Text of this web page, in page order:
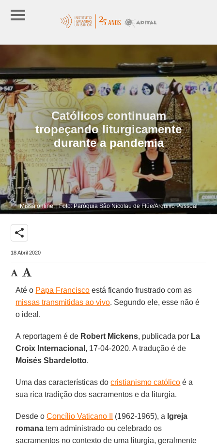
Católicos continuam
tropeçando liturgicamente
durante a pandemia
Missa online. | Foto: Paróquia São Nicolau de Flüe/Arquivo Pessoal
share
18 Abril 2020
Até o Papa Francisco está ficando frustrado com as
missas transmitidas ao vivo. Segundo ele, esse não é
o ideal.
A reportagem é de Robert Mickens, publicada por La
Croix Internacional , 17-04-2020. A tradução é de
Moisés Sbardelotto.
Uma das características docristianismo católico é a
sua rica tradição dos sacramentos e da liturgia.
Desde oConcílio Vaticano II (1962-1965), a Igreja
romana tem administrado ou celebrado os
sacramentos no contexto de uma liturgia, geralmente